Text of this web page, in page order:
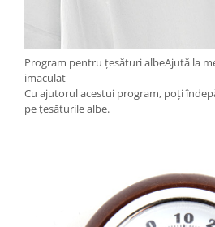
Program pentru țesături albeAjută la
imaculat
Cu ajutorul acestui program, poți
pe țesăturile albe.